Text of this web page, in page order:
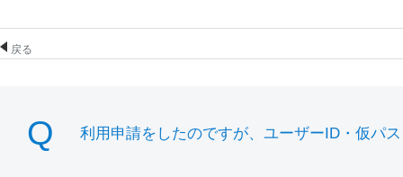
戻る
利用申請をしたのですが、ユーザーID・仮パ